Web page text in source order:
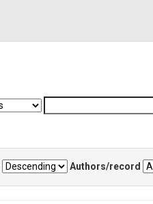
Authors/record